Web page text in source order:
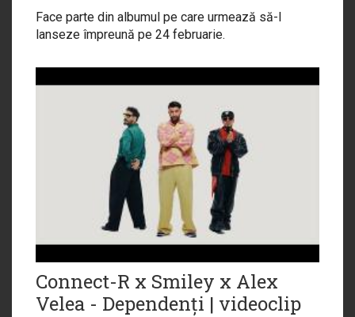
Face parte din albumul pe care urmează să-l
lanseze împreună pe 24 februarie.
Connect-R x ‪Smiley‬ x ‪Alex
Velea‬ - Dependenți | videoclip